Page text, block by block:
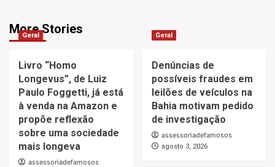
More Stories
Geral
Livro “Homo
Longevus”, de Luiz
Paulo Foggetti, já está
à venda na Amazon e
propõe reflexão
sobre uma sociedade
mais longeva
assessoriadefamosos
Geral
Denúncias de
possíveis fraudes em
leilões de veículos na
Bahia motivam pedido
de investigação
assessoriadefamosos
agosto 3, 2026